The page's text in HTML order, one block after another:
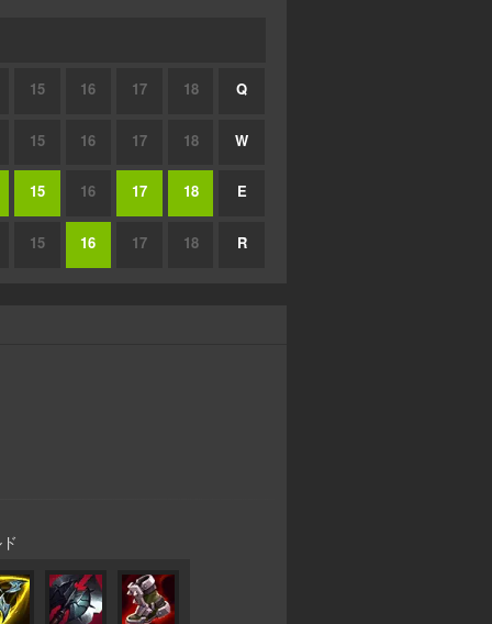
15 16 17 18 Q
15 16 17 18 W
15 16 17 18 E
15 16 17 18 R